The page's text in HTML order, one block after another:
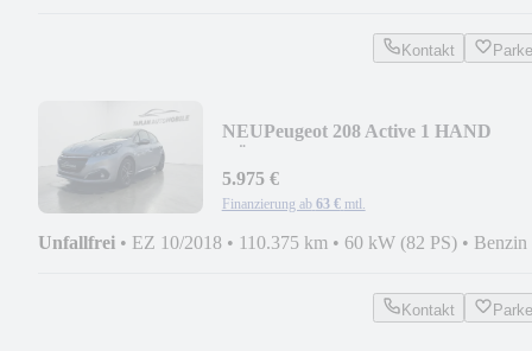
Kontakt
NEUPeugeot 208 Active 1 HAND
5.975 €
Finanzierung ab 63 € mtl.
Unfallfrei • EZ 10/2018 • 110.375 km • 60 kW (82 PS) • Benzin
Kontakt